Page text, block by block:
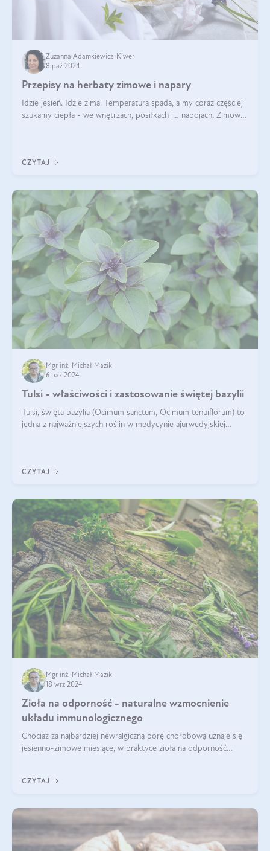
Zuzanna Adamkiewicz-Kiwer
8 paź 2024
Przepisy na herbaty zimowe i napary
Idzie jesień. Idzie zima. Temperatura spada, a my coraz częściej
szukamy ciepła - we wnętrzach, posiłkach i… napojach. Zimowe
CZYTAJ
Mgr inż. Michał Mazik
6 paź 2024
Tulsi - właściwości i zastosowanie świętej bazylii
Tulsi, święta bazylia (Ocimum sanctum, Ocimum tenuiflorum) to
jedna z najważniejszych roślin w medycynie ajurwedyjskiej
CZYTAJ
Mgr inż. Michał Mazik
18 wrz 2024
Zioła na odporność - naturalne wzmocnienie
układu immunologicznego
Chociaż za najbardziej newralgiczną porę chorobową uznaje się
jesienno-zimowe miesiące, w praktyce zioła na odporność
CZYTAJ